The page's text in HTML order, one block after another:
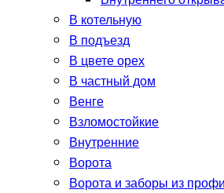
В котельную
В подъезд
В цвете орех
В частный дом
Венге
Взломостойкие
Внутренние
Ворота
Ворота и заборы из